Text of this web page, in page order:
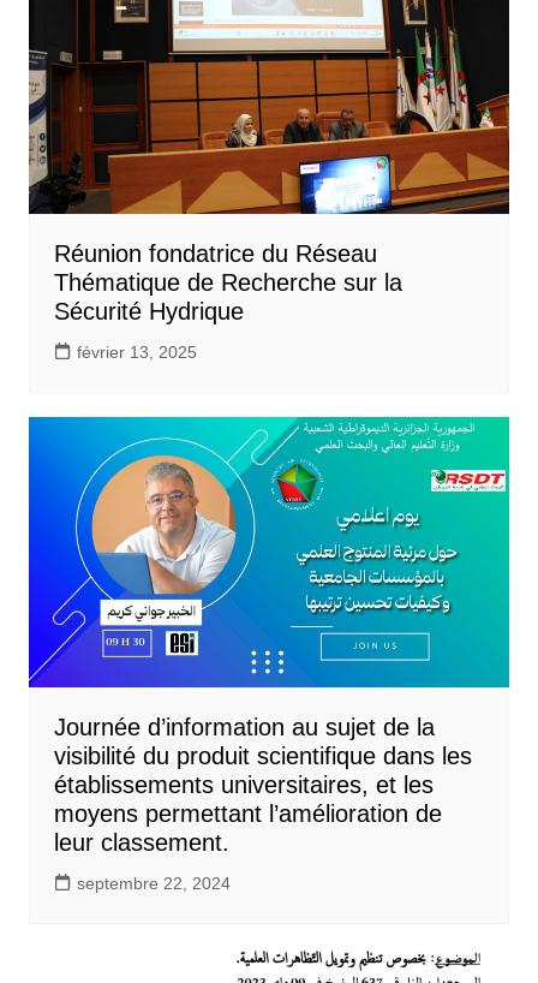
Réunion fondatrice du Réseau
Thématique de Recherche sur la
Sécurité Hydrique
février 13, 2025
Journée d’information au sujet de la
visibilité du produit scientifique dans les
établissements universitaires, et les
moyens permettant l’amélioration de
leur classement.
septembre 22, 2024